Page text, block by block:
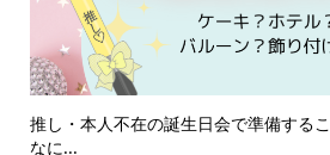
推し・本人不在の誕生日会で準備する
なに...